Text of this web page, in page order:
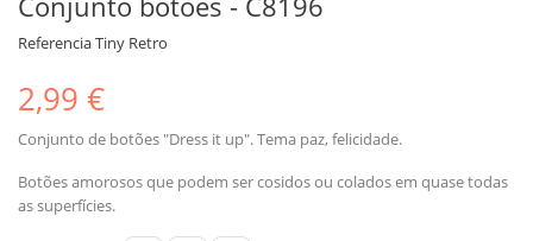
ReferenciaTiny Retro
2,99 €
Conjunto de botões "Dress it up". Tema paz, felicidade.
Botões amorosos que podem ser cosidos ou colados em quase todas
as superfícies.